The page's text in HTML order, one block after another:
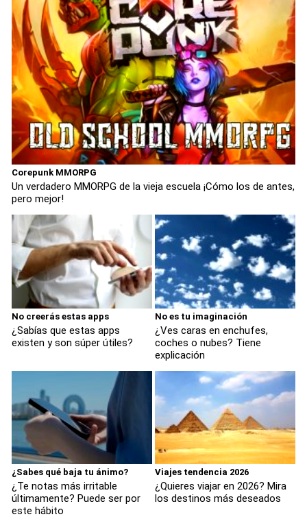
Corepunk MMORPG
Un verdadero MMORPG de la vieja escuela ¡Cómo los de antes,
pero mejor!
No creerás estas apps
¿Sabías que estas apps
existen y son súper útiles?
No es tu imaginación
¿Ves caras en enchufes,
coches o nubes? Tiene
explicación
¿Sabes qué baja tu ánimo?
¿Te notas más irritable
últimamente? Puede ser por
este hábito
Viajes tendencia 2026
¿Quieres viajar en 2026? Mira
los destinos más deseados